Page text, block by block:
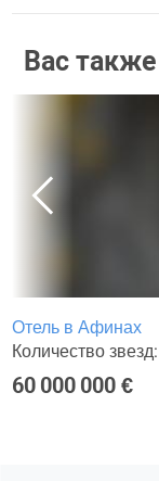
Вас
Отель в Афинах
Количество
60 000 000 €